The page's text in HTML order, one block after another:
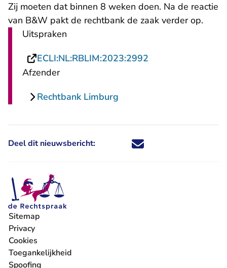
Zij moeten dat binnen 8 weken doen. Na de reactie
van B&W pakt de rechtbank de zaak verder op.
Uitspraken
ECLI:NL:RBLIM:2023:2992
Afzender
Rechtbank Limburg
Deel dit nieuwsbericht: Deel dit nieuwsbericht via X -
Deel dit nieuwsbericht via
Deel dit nieuwsbericht
Deel dit
Sitemap
Privacy
Cookies
Toegankelijkheid
Spoofing